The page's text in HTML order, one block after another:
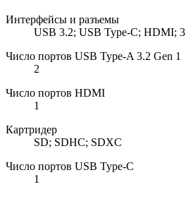
Интерфейсы и разъемы
USB 3.2; USB Type-C; HDMI;
Число портов USB Type-A 3.2 Gen 1
2
Число портов HDMI
1
Картридер
SD; SDHC; SDXC
Число портов USB Type-C
1